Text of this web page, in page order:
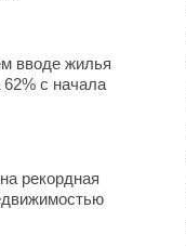
вводе жилья
62% с начала
рекордная